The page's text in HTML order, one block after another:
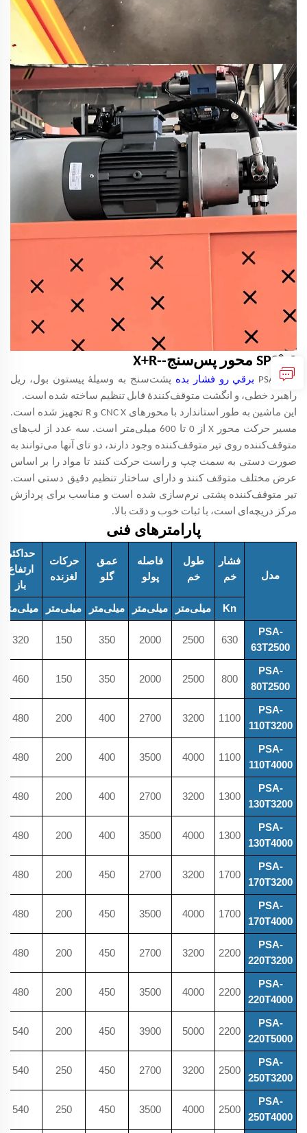
SPS® 2 محور پس‌سنج--X+R
PSA CNC برقي رو فشار بده پشت‌سنج به وسیلهٔ پیستون بول، ریل
راهبرد خطی، و انگشت متوقف‌کنندهٔ قابل تنظیم ساخته شده است.
این ماشین به طور استاندارد با محورهای CNC X و R تجهیز شده است.
مسیر حرکت محور X از 0 تا 600 میلی‌متر است. سه عدد از لب‌های
متوقف‌کننده روی تیر متوقف‌کننده وجود دارند، دو تای آنها می‌توانند به
صورت دستی به سمت چپ و راست حرکت کنند تا مواد را بر اساس
عرض مختلف متوقف کنند و دارای ساختار تنظیم دقیق دستی است.
تیر متوقف‌کننده پشتی نرم‌سازی شده است و مناسب برای پردازش
مرکز دریچه‌ای است، با ثبات خوب و دقت بالا.
پارامترهای فنی
مدل
فشار
خم
طول
خم
فاصله
پولو
عمق
گلو
حرکات
لغزنده
حداکثر
ارتفاع
باز
Kn
میلی‌متر میلی‌متر میلی‌متر میلی‌متر
میلی‌متر
PSA-
63T2500
630
2500
2000
350
150
320
PSA-
80T2500
800
2500
2000
350
150
460
PSA-
110T3200
1100
3200
2700
400
200
480
PSA-
110T4000
1100
4000
3500
400
200
480
PSA-
130T3200
1300
3200
2700
400
200
480
PSA-
130T4000
1300
4000
3500
400
200
480
PSA-
170T3200
1700
3200
2700
450
200
480
PSA-
170T4000
1700
4000
3500
450
200
480
PSA-
220T3200
2200
3200
2700
450
200
480
PSA-
220T4000
2200
4000
3500
450
200
480
PSA-
220T5000
2200
5000
3900
450
200
540
PSA-
250T3200
2500
3200
2700
450
250
540
PSA-
250T4000
2500
4000
3500
450
250
540